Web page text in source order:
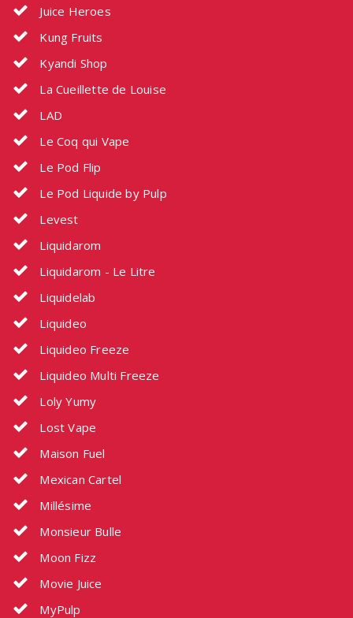
Juice Heroes
Kung Fruits
Kyandi Shop
La Cueillette de Louise
LAD
Le Coq qui Vape
Le Pod Flip
Le Pod Liquide by Pulp
Levest
Liquidarom
Liquidarom - Le Litre
Liquidelab
Liquideo
Liquideo Freeze
Liquideo Multi Freeze
Loly Yumy
Lost Vape
Maison Fuel
Mexican Cartel
Millésime
Monsieur Bulle
Moon Fizz
Movie Juice
MyPulp